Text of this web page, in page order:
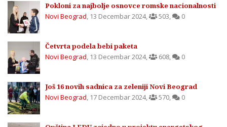
Pokloni za najbolje osnovce romske nacionalnosti
Novi Beograd, 13 Decembar 2024, 503, 0
Četvrta podela bebi paketa
Novi Beograd, 13 Decembar 2024, 608, 0
Još 16 novih sadnica za zeleniji Novi Beograd
Novi Beograd, 17 Decembar 2024, 570, 0